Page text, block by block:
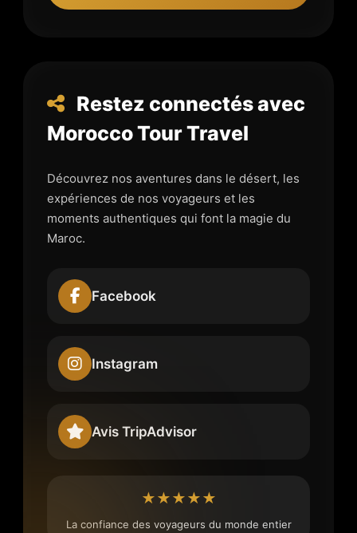
Restez connectés avec
Morocco Tour Travel
Découvrez nos aventures dans le désert, les
expériences de nos voyageurs et les
moments authentiques qui font la magie du
Maroc.
Facebook
Instagram
Avis TripAdvisor
★★★★★
La confiance des voyageurs du monde entier